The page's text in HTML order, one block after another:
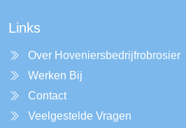
Links
Over Hoveniersbedrijfrobrosier
Werken Bij
Contact
Veelgestelde Vragen